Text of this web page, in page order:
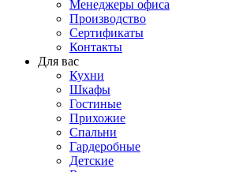
Менеджеры офиса
Производство
Сертификаты
Контакты
Для вас
Кухни
Шкафы
Гостиные
Прихожие
Спальни
Гардеробные
Детские